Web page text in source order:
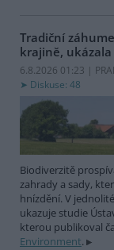
Tradiční
krajině,
6.8.2026 01:23 |
Diskuse: 48
Biodiverzitě
zahrady a sady,
hnízdění. V
ukazuje studie
kterou publikoval
Environment.